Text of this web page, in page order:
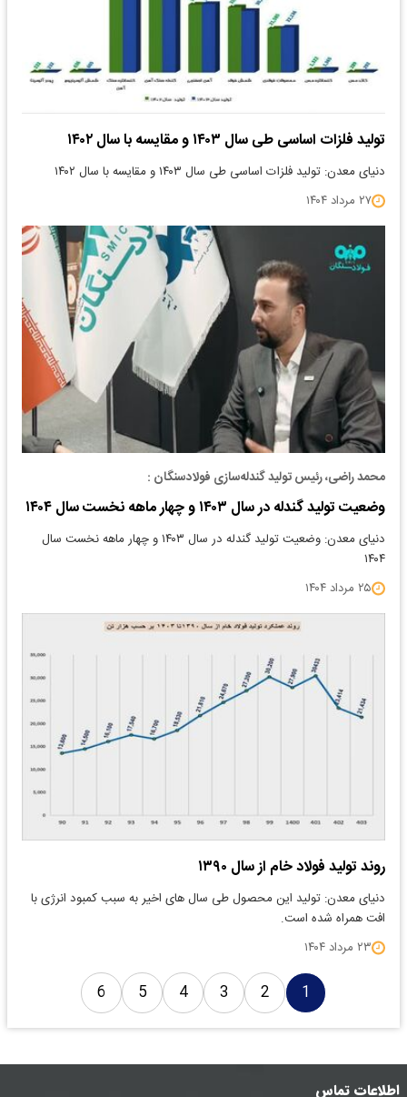
تولید فلزات اساسی طی سال ۱۴۰۳ و مقایسه با سال ۱۴۰۲
دنیای معدن: تولید فلزات اساسی طی سال ۱۴۰۳ و مقایسه با سال ۱۴۰۲
۲۷ مرداد ۱۴۰۴
محمد راضی، رئیس تولید گندله‌سازی فولادسنگان :
وضعیت تولید گندله در سال ۱۴۰۳ و چهار ماهه نخست سال ۱۴۰۴
دنیای معدن: وضعیت تولید گندله در سال ۱۴۰۳ و چهار ماهه نخست سال
۱۴۰۴
۲۵ مرداد ۱۴۰۴
روند تولید فولاد خام از سال ۱۳۹۰
دنیای معدن: تولید این محصول طی سال های اخیر به سبب کمبود انرژی با
افت همراه شده است.
۲۳ مرداد ۱۴۰۴
1
2
3
4
5
6
اطلاعات تماس